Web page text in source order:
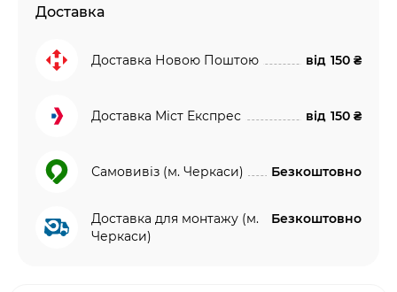
Доставка
Доставка Новою Поштою від 150 ₴
Доставка Міст Експрес від 150 ₴
Самовивіз (м. Черкаси) Безкоштовно
Доставка для монтажу (м.
Черкаси)
Безкоштовно